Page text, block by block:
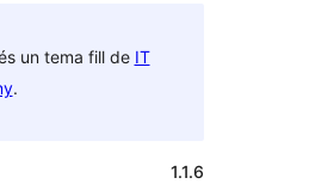
un tema fill de IT
.
1.1.6